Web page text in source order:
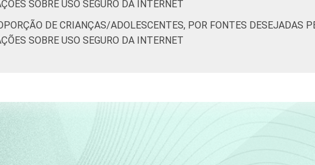
SOBRE USO SEGURO DA INTERNET
DE CRIANÇAS/ADOLESCENTES, POR FONTES DESEJADAS
SOBRE USO SEGURO DA INTERNET